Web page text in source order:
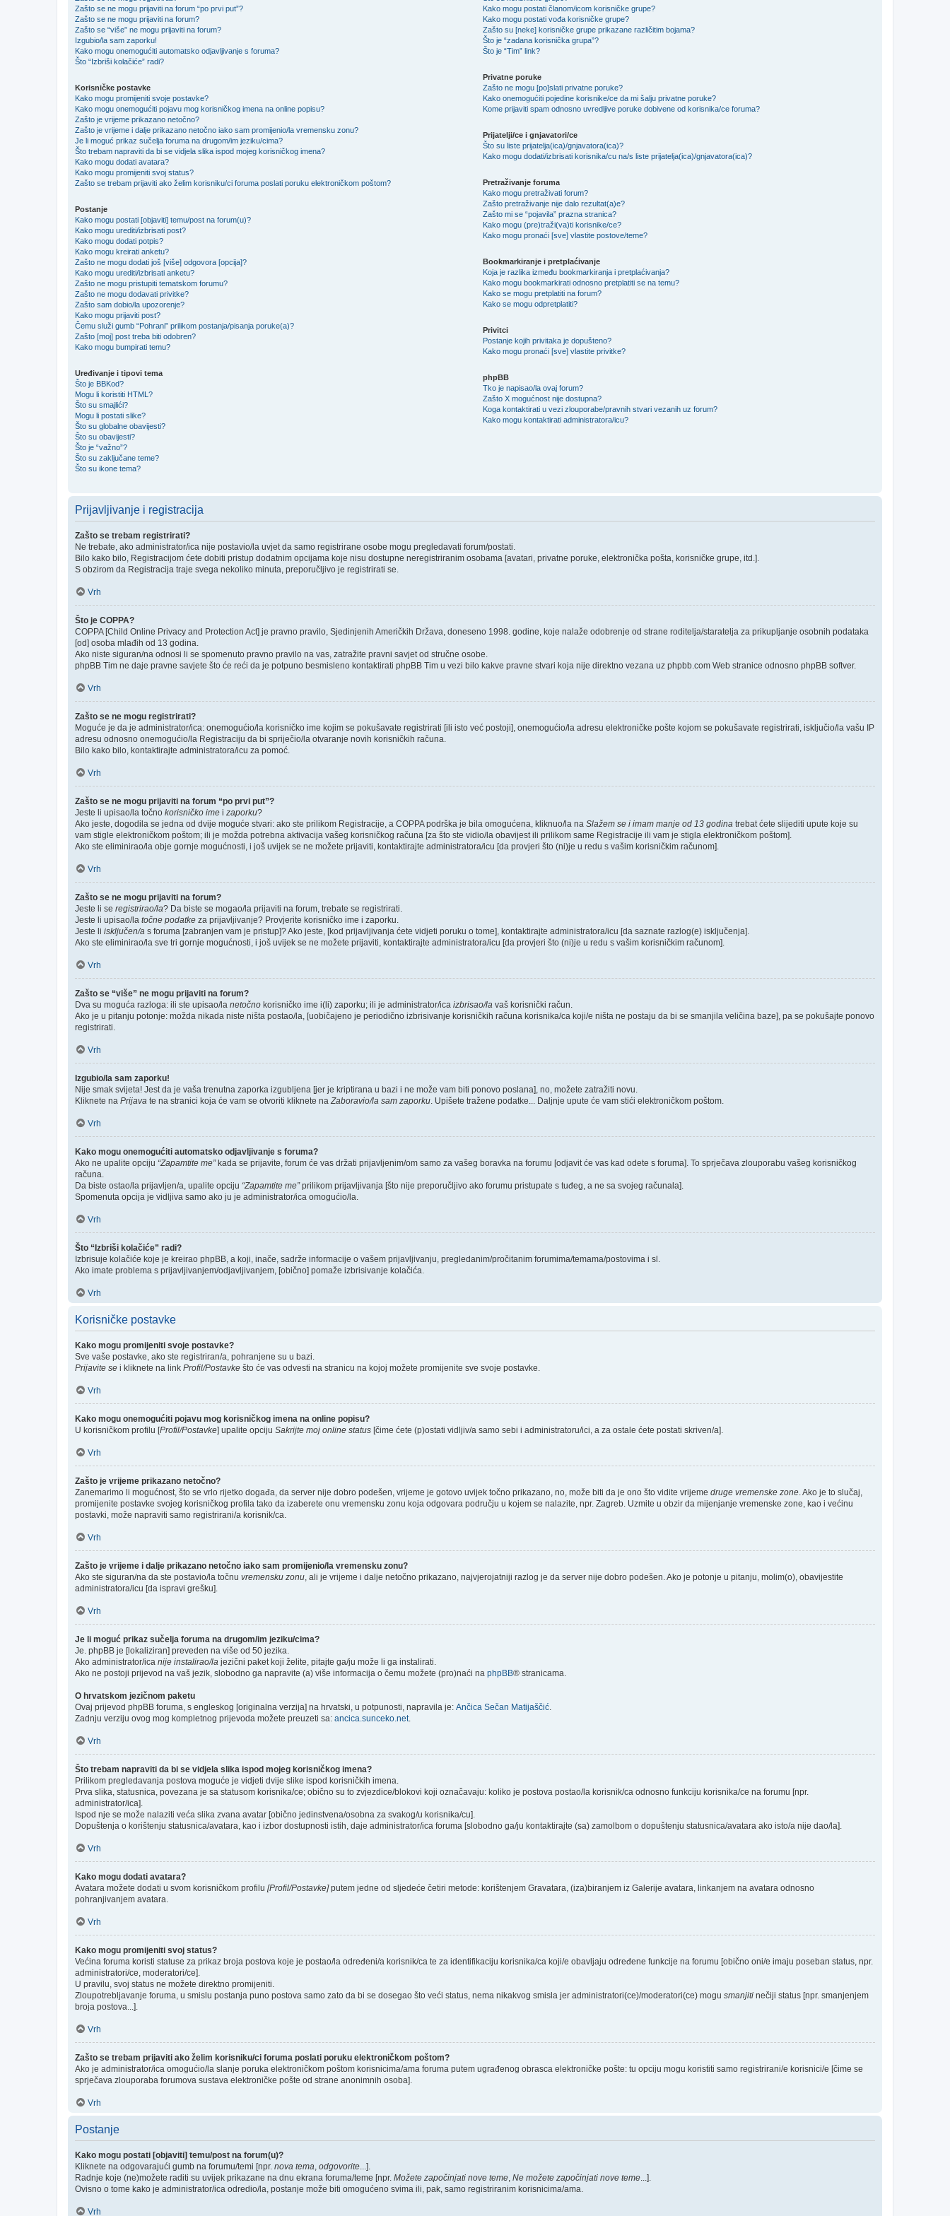
Zašto se ne mogu prijaviti na forum “po prvi put”?
Zašto se ne mogu prijaviti na forum?
Zašto se “više” ne mogu prijaviti na forum?
Izgubio/la sam zaporku!
Kako mogu onemogućiti automatsko odjavljivanje s foruma?
Što “Izbriši kolačiće” radi?
Korisničke postavke
Kako mogu promijeniti svoje postavke?
Kako mogu onemogućiti pojavu mog korisničkog imena na online popisu?
Zašto je vrijeme prikazano netočno?
Zašto je vrijeme i dalje prikazano netočno iako sam promijenio/la vremensku zonu?
Je li moguć prikaz sučelja foruma na drugom/im jeziku/cima?
Što trebam napraviti da bi se vidjela slika ispod mojeg korisničkog imena?
Kako mogu dodati avatara?
Kako mogu promijeniti svoj status?
Zašto se trebam prijaviti ako želim korisniku/ci foruma poslati poruku elektroničkom poštom?
Postanje
Kako mogu postati [objaviti] temu/post na forum(u)?
Kako mogu urediti/izbrisati post?
Kako mogu dodati potpis?
Kako mogu kreirati anketu?
Zašto ne mogu dodati još [više] odgovora [opcija]?
Kako mogu urediti/izbrisati anketu?
Zašto ne mogu pristupiti tematskom forumu?
Zašto ne mogu dodavati privitke?
Zašto sam dobio/la upozorenje?
Kako mogu prijaviti post?
Čemu služi gumb “Pohrani” prilikom postanja/pisanja poruke(a)?
Zašto [moj] post treba biti odobren?
Kako mogu bumpirati temu?
Uređivanje i tipovi tema
Što je BBKod?
Mogu li koristiti HTML?
Što su smajlići?
Mogu li postati slike?
Što su globalne obavijesti?
Što su obavijesti?
Što je “važno”?
Što su zaključane teme?
Što su ikone tema?
Kako mogu postati članom/icom korisničke grupe?
Kako mogu postati vođa korisničke grupe?
Zašto su [neke] korisničke grupe prikazane različitim bojama?
Što je “zadana korisnička grupa”?
Što je “Tim” link?
Privatne poruke
Zašto ne mogu [po]slati privatne poruke?
Kako onemogućiti pojedine korisnike/ce da mi šalju privatne poruke?
Kome prijaviti spam odnosno uvredljive poruke dobivene od korisnika/ce foruma?
Prijatelji/ce i gnjavatori/ce
Što su liste prijatelja(ica)/gnjavatora(ica)?
Kako mogu dodati/izbrisati korisnika/cu na/s liste prijatelja(ica)/gnjavatora(ica)?
Pretraživanje foruma
Kako mogu pretraživati forum?
Zašto pretraživanje nije dalo rezultat(a)e?
Zašto mi se “pojavila” prazna stranica?
Kako mogu (pre)traži(va)ti korisnike/ce?
Kako mogu pronaći [sve] vlastite postove/teme?
Bookmarkiranje i pretplaćivanje
Koja je razlika između bookmarkiranja i pretplaćivanja?
Kako mogu bookmarkirati odnosno pretplatiti se na temu?
Kako se mogu pretplatiti na forum?
Kako se mogu odpretplatiti?
Privitci
Postanje kojih privitaka je dopušteno?
Kako mogu pronaći [sve] vlastite privitke?
phpBB
Tko je napisao/la ovaj forum?
Zašto X mogućnost nije dostupna?
Koga kontaktirati u vezi zlouporabe/pravnih stvari vezanih uz forum?
Kako mogu kontaktirati administratora/icu?
Prijavljivanje i registracija
Zašto se trebam registrirati?
Ne trebate, ako administrator/ica nije postavio/la uvjet da samo registrirane osobe mogu pregledavati forum/postati.
Bilo kako bilo, Registracijom ćete dobiti pristup dodatnim opcijama koje nisu dostupne neregistriranim osobama [avatari, privatne poruke, elektronička pošta, korisničke grupe, itd.].
S obzirom da Registracija traje svega nekoliko minuta, preporučljivo je registrirati se.
Vrh
Što je COPPA?
COPPA [Child Online Privacy and Protection Act] je pravno pravilo, Sjedinjenih Američkih Država, doneseno 1998. godine, koje nalaže odobrenje od strane roditelja/staratelja za prikupljanje osobnih podataka
[od] osoba mlađih od 13 godina.
Ako niste siguran/na odnosi li se spomenuto pravno pravilo na vas, zatražite pravni savjet od stručne osobe.
phpBB Tim ne daje pravne savjete što će reći da je potpuno besmisleno kontaktirati phpBB Tim u vezi bilo kakve pravne stvari koja nije direktno vezana uz phpbb.com Web stranice odnosno phpBB softver.
Vrh
Zašto se ne mogu registrirati?
Moguće je da je administrator/ica: onemogućio/la korisničko ime kojim se pokušavate registrirati [ili isto već postoji], onemogućio/la adresu elektroničke pošte kojom se pokušavate registrirati, isključio/la vašu IP
adresu odnosno onemogućio/la Registraciju da bi spriječio/la otvaranje novih korisničkih računa.
Bilo kako bilo, kontaktirajte administratora/icu za pomoć.
Vrh
Zašto se ne mogu prijaviti na forum “po prvi put”?
Jeste li upisao/la točno korisničko ime i zaporku?
Ako jeste, dogodila se jedna od dvije moguće stvari: ako ste prilikom Registracije, a COPPA podrška je bila omogućena, kliknuo/la na Slažem se i imam manje od 13 godina trebat ćete slijediti upute koje su
vam stigle elektroničkom poštom; ili je možda potrebna aktivacija vašeg korisničkog računa [za što ste vidio/la obavijest ili prilikom same Registracije ili vam je stigla elektroničkom poštom].
Ako ste eliminirao/la obje gornje mogućnosti, i još uvijek se ne možete prijaviti, kontaktirajte administratora/icu [da provjeri što (ni)je u redu s vašim korisničkim računom].
Vrh
Zašto se ne mogu prijaviti na forum?
Jeste li se registrirao/la? Da biste se mogao/la prijaviti na forum, trebate se registrirati.
Jeste li upisao/la točne podatke za prijavljivanje? Provjerite korisničko ime i zaporku.
Jeste li isključen/a s foruma [zabranjen vam je pristup]? Ako jeste, [kod prijavljivanja ćete vidjeti poruku o tome], kontaktirajte administratora/icu [da saznate razlog(e) isključenja].
Ako ste eliminirao/la sve tri gornje mogućnosti, i još uvijek se ne možete prijaviti, kontaktirajte administratora/icu [da provjeri što (ni)je u redu s vašim korisničkim računom].
Vrh
Zašto se “više” ne mogu prijaviti na forum?
Dva su moguća razloga: ili ste upisao/la netočno korisničko ime i(li) zaporku; ili je administrator/ica izbrisao/la vaš korisnički račun.
Ako je u pitanju potonje: možda nikada niste ništa postao/la, [uobičajeno je periodično izbrisivanje korisničkih računa korisnika/ca koji/e ništa ne postaju da bi se smanjila veličina baze], pa se pokušajte ponovo
registrirati.
Vrh
Izgubio/la sam zaporku!
Nije smak svijeta! Jest da je vaša trenutna zaporka izgubljena [jer je kriptirana u bazi i ne može vam biti ponovo poslana], no, možete zatražiti novu.
Kliknete na Prijava te na stranici koja će vam se otvoriti kliknete naZaboravio/la sam zaporku. Upišete tražene podatke... Daljnje upute će vam stići elektroničkom poštom.
Vrh
Kako mogu onemogućiti automatsko odjavljivanje s foruma?
Ako ne upalite opciju “Zapamtite me”kada se prijavite, forum će vas držati prijavljenim/om samo za vašeg boravka na forumu [odjavit će vas kad odete s foruma]. To sprječava zlouporabu vašeg korisničkog
računa.
Da biste ostao/la prijavljen/a, upalite opciju “Zapamtite me”prilikom prijavljivanja [što nije preporučljivo ako forumu pristupate s tuđeg, a ne sa svojeg računala].
Spomenuta opcija je vidljiva samo ako ju je administrator/ica omogućio/la.
Vrh
Što “Izbriši kolačiće” radi?
Izbrisuje kolačiće koje je kreirao phpBB, a koji, inače, sadrže informacije o vašem prijavljivanju, pregledanim/pročitanim forumima/temama/postovima i sl.
Ako imate problema s prijavljivanjem/odjavljivanjem, [obično] pomaže izbrisivanje kolačića.
Vrh
Korisničke postavke
Kako mogu promijeniti svoje postavke?
Sve vaše postavke, ako ste registriran/a, pohranjene su u bazi.
Prijavite se i kliknete na link Profil/Postavke što će vas odvesti na stranicu na kojoj možete promijenite sve svoje postavke.
Vrh
Kako mogu onemogućiti pojavu mog korisničkog imena na online popisu?
U korisničkom profilu [Profil/Postavke] upalite opciju Sakrijte moj online status [čime ćete (p)ostati vidljiv/a samo sebi i administratoru/ici, a za ostale ćete postati skriven/a].
Vrh
Zašto je vrijeme prikazano netočno?
Zanemarimo li mogućnost, što se vrlo rijetko događa, da server nije dobro podešen, vrijeme je gotovo uvijek točno prikazano, no, može biti da je ono što vidite vrijeme druge vremenske zone. Ako je to slučaj,
promijenite postavke svojeg korisničkog profila tako da izaberete onu vremensku zonu koja odgovara području u kojem se nalazite, npr. Zagreb. Uzmite u obzir da mijenjanje vremenske zone, kao i većinu
postavki, može napraviti samo registrirani/a korisnik/ca.
Vrh
Zašto je vrijeme i dalje prikazano netočno iako sam promijenio/la vremensku zonu?
Ako ste siguran/na da ste postavio/la točnu vremensku zonu, ali je vrijeme i dalje netočno prikazano, najvjerojatniji razlog je da server nije dobro podešen. Ako je potonje u pitanju, molim(o), obavijestite
administratora/icu [da ispravi grešku].
Vrh
Je li moguć prikaz sučelja foruma na drugom/im jeziku/cima?
Je. phpBB je [lokaliziran] preveden na više od 50 jezika.
Ako administrator/ica nije instalirao/la jezični paket koji želite, pitajte ga/ju može li ga instalirati.
Ako ne postoji prijevod na vaš jezik, slobodno ga napravite (a) više informacija o čemu možete (pro)naći na phpBB® stranicama.
O hrvatskom jezičnom paketu
Ovaj prijevod phpBB foruma, s engleskog [originalna verzija] na hrvatski, u potpunosti, napravila je: Ančica Sečan Matijaščić.
Zadnju verziju ovog mog kompletnog prijevoda možete preuzeti sa: ancica.sunceko.net.
Vrh
Što trebam napraviti da bi se vidjela slika ispod mojeg korisničkog imena?
Prilikom pregledavanja postova moguće je vidjeti dvije slike ispod korisničkih imena.
Prva slika, statusnica, povezana je sa statusom korisnika/ce; obično su to zvjezdice/blokovi koji označavaju: koliko je postova postao/la korisnik/ca odnosno funkciju korisnika/ce na forumu [npr.
administrator/ica].
Ispod nje se može nalaziti veća slika zvana avatar [obično jedinstvena/osobna za svakog/u korisnika/cu].
Dopuštenja o korištenju statusnica/avatara, kao i izbor dostupnosti istih, daje administrator/ica foruma [slobodno ga/ju kontaktirajte (sa) zamolbom o dopuštenju statusnica/avatara ako isto/a nije dao/la].
Vrh
Kako mogu dodati avatara?
Avatara možete dodati u svom korisničkom profilu [Profil/Postavke]putem jedne od sljedeće četiri metode: korištenjem Gravatara, (iza)biranjem iz Galerije avatara, linkanjem na avatara odnosno
pohranjivanjem avatara.
Vrh
Kako mogu promijeniti svoj status?
Većina foruma koristi statuse za prikaz broja postova koje je postao/la određeni/a korisnik/ca te za identifikaciju korisnika/ca koji/e obavljaju određene funkcije na forumu [obično oni/e imaju poseban status, npr.
administratori/ce, moderatori/ce].
U pravilu, svoj status ne možete direktno promijeniti.
Zloupotrebljavanje foruma, u smislu postanja puno postova samo zato da bi se dosegao što veći status, nema nikakvog smisla jer administratori(ce)/moderatori(ce) mogu smanjiti nečiji status [npr. smanjenjem
broja postova...].
Vrh
Zašto se trebam prijaviti ako želim korisniku/ci foruma poslati poruku elektroničkom poštom?
Ako je administrator/ica omogućio/la slanje poruka elektroničkom poštom korisnicima/ama foruma putem ugrađenog obrasca elektroničke pošte: tu opciju mogu koristiti samo registrirani/e korisnici/e [čime se
sprječava zlouporaba forumova sustava elektroničke pošte od strane anonimnih osoba].
Vrh
Postanje
Kako mogu postati [objaviti] temu/post na forum(u)?
Kliknete na odgovarajući gumb na forumu/temi [npr. nova tema, odgovorite...].
Radnje koje (ne)možete raditi su uvijek prikazane na dnu ekrana foruma/teme [npr. Možete započinjati nove teme, Ne možete započinjati nove teme...].
Ovisno o tome kako je administrator/ica odredio/la, postanje može biti omogućeno svima ili, pak, samo registriranim korisnicima/ama.
Vrh